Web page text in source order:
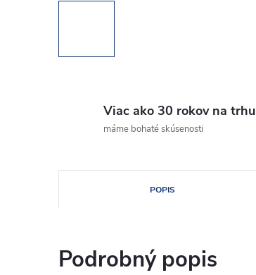
Viac ako 30 rokov na trhu
máme bohaté skúsenosti
POPIS
Podrobný popis